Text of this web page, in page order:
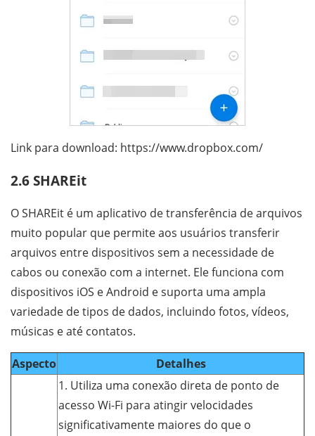
Link para download: https://www.dropbox.com/
2.6 SHAREit
O SHAREit é um aplicativo de transferência de arquivos
muito popular que permite aos usuários transferir
arquivos entre dispositivos sem a necessidade de
cabos ou conexão com a internet. Ele funciona com
dispositivos iOS e Android e suporta uma ampla
variedade de tipos de dados, incluindo fotos, vídeos,
músicas e até contatos.
Aspecto Detalhes
1. Utiliza uma conexão direta de ponto de
acesso Wi-Fi para atingir velocidades
significativamente maiores do que o